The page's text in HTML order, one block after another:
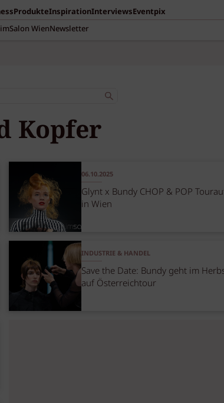
ProdukteInspirationInterviewsEventpix
imSalon WienNewsletter
Kopfer
06.10.2025
Glynt x Bundy CHOP & POP
in Wien
INDUSTRIE & HANDEL
Save the Date: Bundy geht im
auf Österreichtour